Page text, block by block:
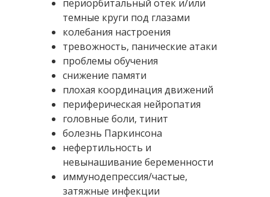
периорбитальный отек и/или
темные круги под глазами
колебания настроения
тревожность, панические атаки
проблемы обучения
снижение памяти
плохая координация движений
периферическая нейропатия
головные боли, тинит
болезнь Паркинсона
нефертильность и
невынашивание беременности
иммунодепрессия/частые,
затяжные инфекции